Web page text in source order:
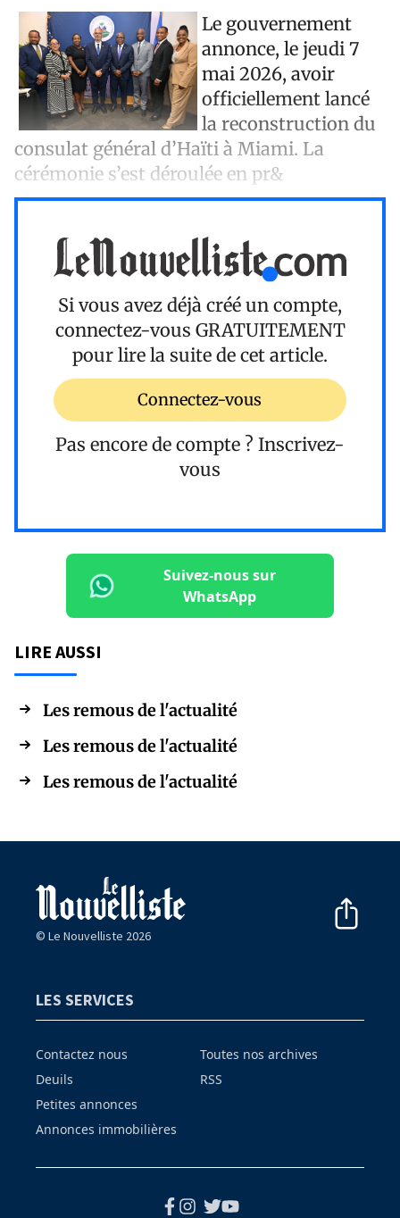
Le gouvernement
annonce, le jeudi 7
mai 2026, avoir
officiellement lancé
la reconstruction du
consulat général d’Haïti à Miami. La
cérémonie s’est déroulée en pr&
Si vous avez déjà créé un compte,
connectez-vous GRATUITEMENT
pour lire la suite de cet article.
Connectez-vous
Pas encore de compte ? Inscrivez-
vous
Suivez-nous sur
WhatsApp
LIRE AUSSI
Les remous de l'actualité
Les remous de l'actualité
Les remous de l'actualité
© Le Nouvelliste 2026
LES SERVICES
Contactez nous
Deuils
Petites annonces
Annonces immobilières
Toutes nos archives
RSS